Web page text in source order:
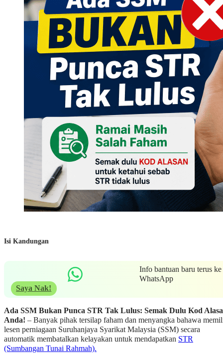
Isi Kandungan
Info bantuan baru terus ke
WhatsApp
Saya Nak!
Ada SSM Bukan Punca STR Tak Lulus: Semak Dulu Kod
Anda! – Banyak pihak tersilap faham dan menyangka bahawa
lesen perniagaan Suruhanjaya Syarikat Malaysia (SSM) secara
automatik membatalkan kelayakan untuk mendapatkan STR
(Sumbangan Tunai Rahmah).